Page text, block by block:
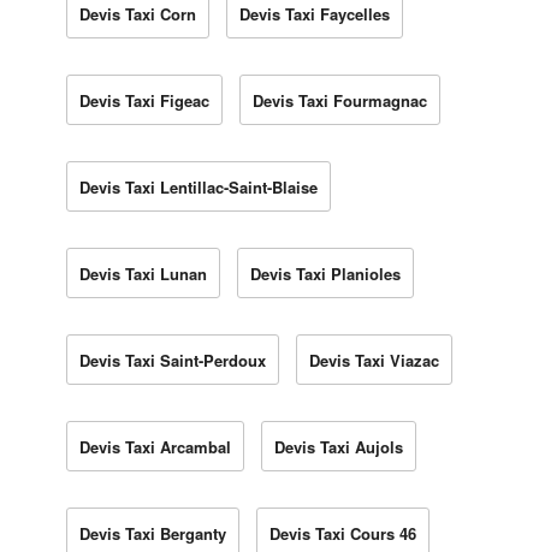
Devis Taxi Corn Devis Taxi Faycelles
Devis Taxi Figeac Devis Taxi Fourmagnac
Devis Taxi Lentillac-Saint-Blaise
Devis Taxi Lunan Devis Taxi Planioles
Devis Taxi Saint-Perdoux Devis Taxi Viazac
Devis Taxi Arcambal Devis Taxi Aujols
Devis Taxi Berganty Devis Taxi Cours 46